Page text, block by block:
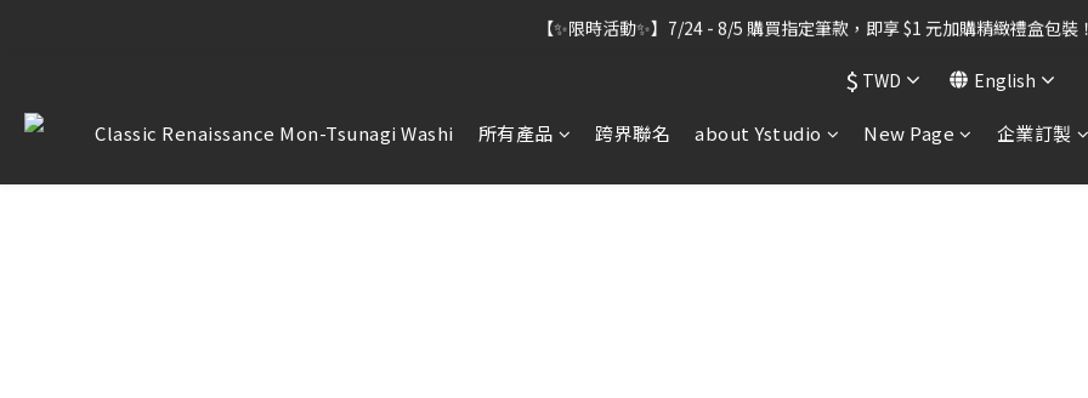
【雷雕訂單出貨暫停】7/30–8/7 進行機器維護，期間「含雷雕之訂單」將暫停出貨
【✨限時活動✨】7/24 - 8/5 購買指定筆款，即享 $1 元加購精緻禮盒包裝
【雷雕訂單出貨暫停】7/30–8/7 進行機器維護，期間「含雷雕之訂單」將暫停出貨
$ TWD English
Classic Renaissance Mon-Tsunagi Washi 所有產品 跨界聯名 about Ystudio New Page 企業訂製